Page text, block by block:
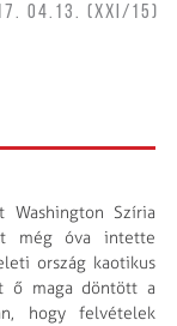
04.13. (XXI/15)
Szíria
még óva intette
ország kao­­tikus
ő maga döntött a
hogy felvételek